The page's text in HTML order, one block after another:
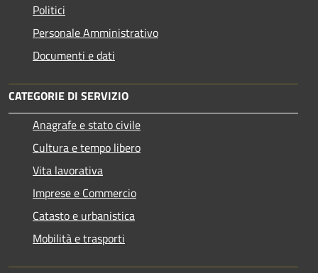
Politici
Personale Amministrativo
Documenti e dati
CATEGORIE DI SERVIZIO
Anagrafe e stato civile
Cultura e tempo libero
Vita lavorativa
Imprese e Commercio
Catasto e urbanistica
Mobilità e trasporti